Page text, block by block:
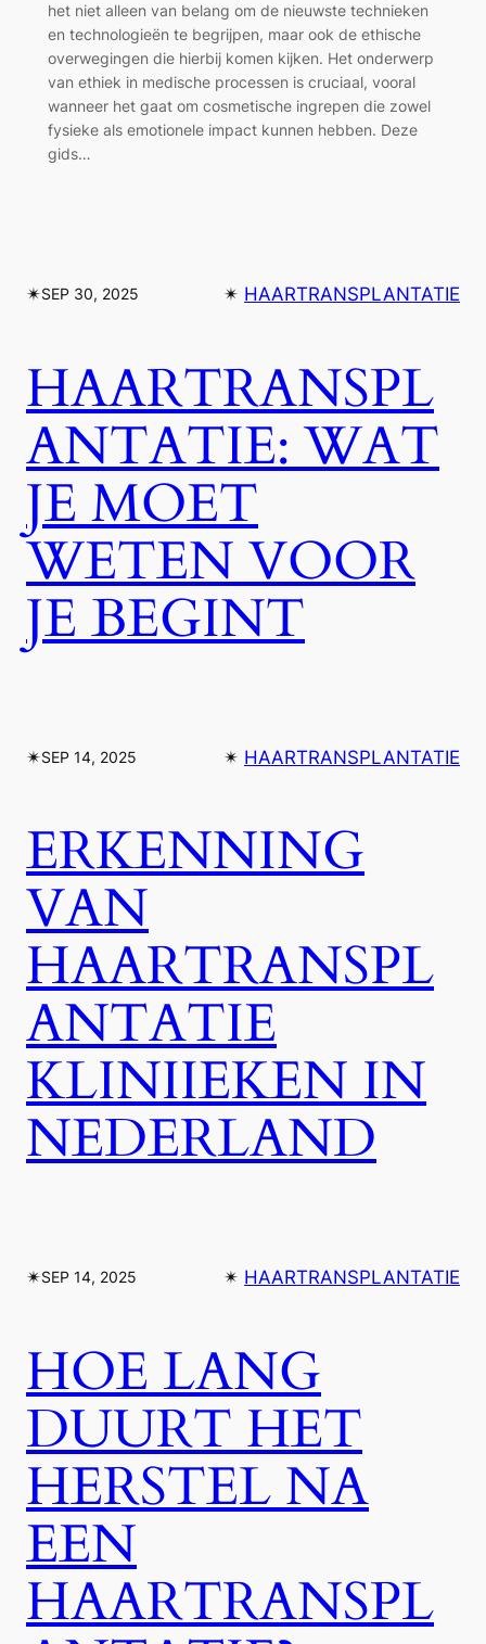
het niet alleen van belang om de nieuwste technieken
en technologieën te begrijpen, maar ook de ethische
overwegingen die hierbij komen kijken. Het onderwerp
van ethiek in medische processen is cruciaal, vooral
wanneer het gaat om cosmetische ingrepen die zowel
fysieke als emotionele impact kunnen hebben. Deze
gids…
✴︎SEP 30, 2025 ✴︎ HAARTRANSPLANTATIE
HAARTRANSPL
ANTATIE: WAT
JE MOET
WETEN VOOR
JE BEGINT
✴︎SEP 14, 2025 ✴︎ HAARTRANSPLANTATIE
ERKENNING
VAN
HAARTRANSPL
ANTATIE
KLINIIEKEN IN
NEDERLAND
✴︎SEP 14, 2025 ✴︎ HAARTRANSPLANTATIE
HOE LANG
DUURT HET
HERSTEL NA
EEN
HAARTRANSPL